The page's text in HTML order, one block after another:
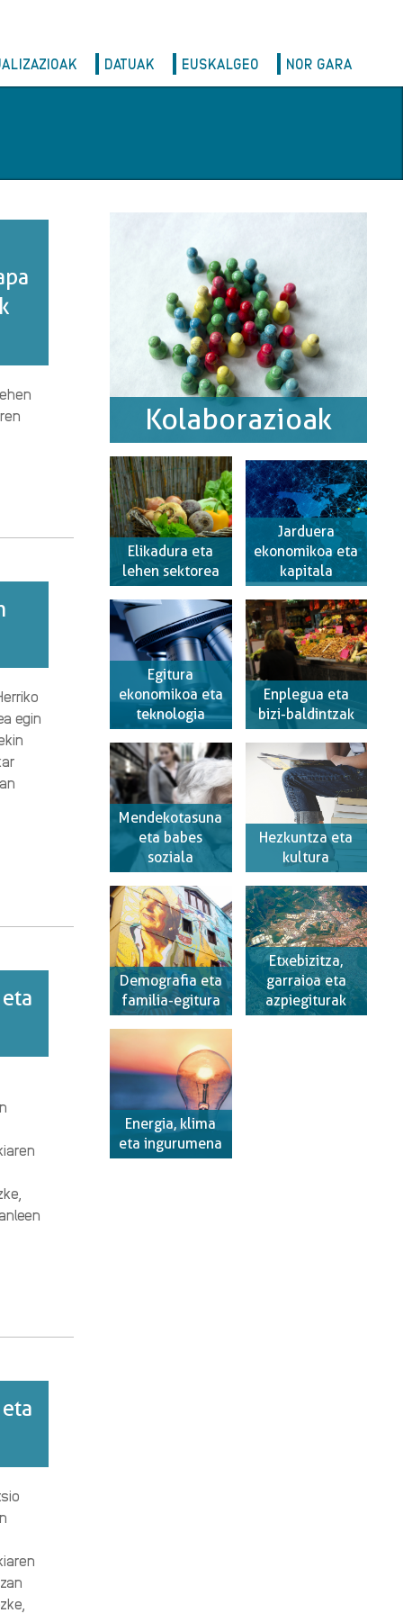
DATUAK EUSKALGEO NOR GARA
egin
Kolaborazioak
Elikadura eta
lehen sektorea
Jarduera
ekonomikoa eta
kapitala
Egitura
ekonomikoa eta
teknologia
Enplegua eta
bizi-baldintzak
Mendekotasuna
eta babes
soziala
Hezkuntza eta
kultura
Demografia eta
familia-egitura
Etxebizitza,
garraioa eta
azpiegiturak
Energia, klima
eta ingurumena